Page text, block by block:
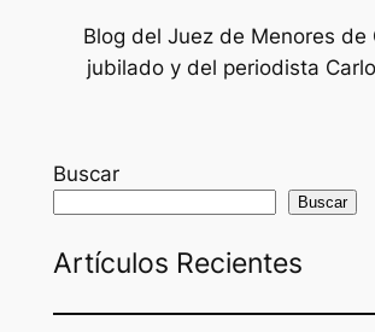
Blog del Juez de Menores de
jubilado y del periodista
Buscar
Buscar
Artículos Recientes